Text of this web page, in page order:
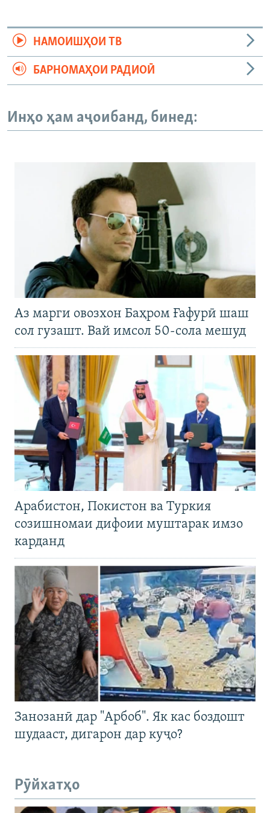
НАМОИШҲОИ ТВ
БАРНОМАҲОИ РАДИОӢ
Инҳо ҳам аҷоибанд, бинед:
Аз марги овозхон Баҳром Ғафурӣ шаш
сол гузашт. Вай имсол 50-сола мешуд
Арабистон, Покистон ва Туркия
созишномаи дифоии муштарак имзо
карданд
Занозанӣ дар "Арбоб". Як кас боздошт
шудааст, дигарон дар куҷо?
Рӯйхатҳо